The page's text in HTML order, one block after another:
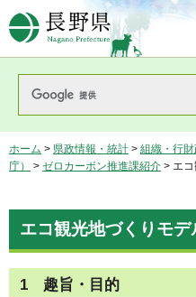
長野県
ホーム > 県政情報・統計 > 組織・行
庁）
> ゼロカーボン推進課紹介 > エ
エコ観光地づくりモ
1 趣旨・目的